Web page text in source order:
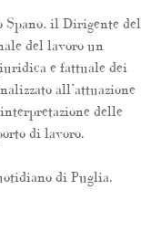
Spano, il Dirigente del
del lavoro un
e fattuale dei
all’attuazione
delle
di lavoro.
di Puglia.